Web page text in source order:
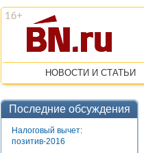
НОВОСТИ И СТАТЬИ
Последние обсуждения
Налоговый вычет:
позитив-2016